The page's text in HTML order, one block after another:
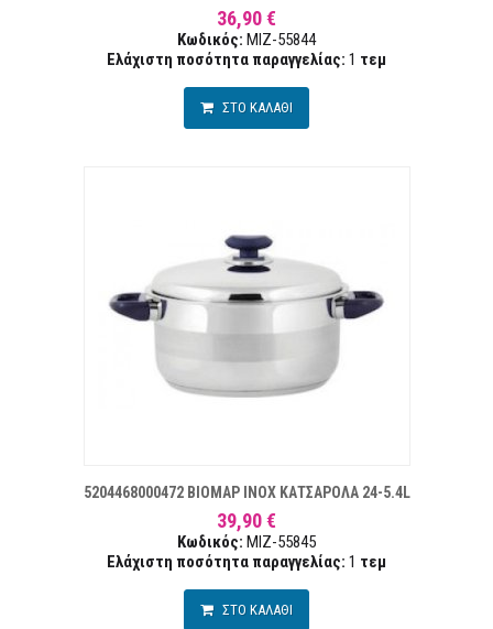
36,90 €
Κωδικός: MIZ-55844
Ελάχιστη ποσότητα παραγγελίας: 1 τεμ
ΣΤΟ ΚΑΛΑΘΙ
5204468000472 ΒΙΟΜΑΡ INOX ΚΑΤΣΑΡΟΛΑ 24-5.4L
39,90 €
Κωδικός: MIZ-55845
Ελάχιστη ποσότητα παραγγελίας: 1 τεμ
ΣΤΟ ΚΑΛΑΘΙ